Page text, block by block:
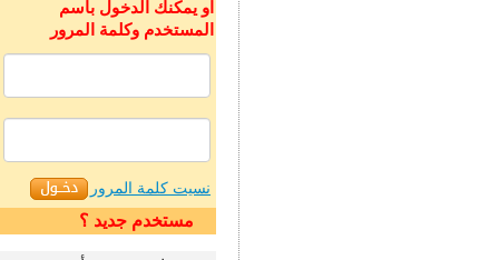
او يمكنك الدخول باسم
المستخدم وكلمة المرور
نسيت كلمة المرور
مستخدم جديد ؟